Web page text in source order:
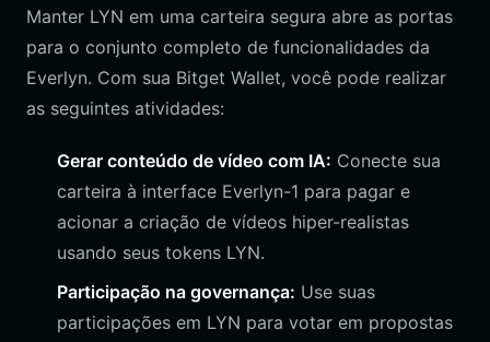
Manter LYN em uma carteira segura abre as portas
para o conjunto completo de funcionalidades da
Everlyn. Com sua Bitget Wallet, você pode realizar
as seguintes atividades:
Gerar conteúdo de vídeo com IA: Conecte sua
carteira à interface Everlyn-1 para pagar e
acionar a criação de vídeos hiper-realistas
usando seus tokens LYN.
Participação na governança: Use suas
participações em LYN para votar em propostas